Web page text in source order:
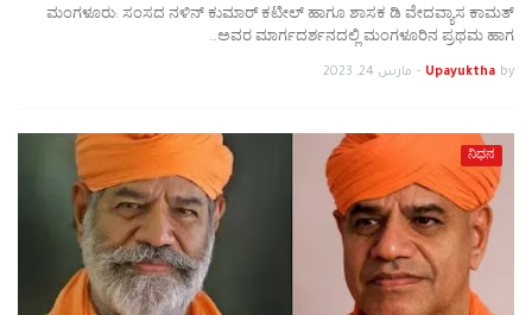
ಮಂಗಳೂರು: ಸಂಸದ ನಳಿನ್ ಕುಮಾರ್ ಕಟೀಲ್ ಹಾಗೂ ಶಾಸಕ ಡಿ ವೇದವ್ಯಾಸ ಕಾಮತ್
ಅವರ ಮಾರ್ಗದರ್ಶನದಲ್ಲಿ ಮಂಗಳೂರಿನ ಪ್ರಥಮ ಹಾಗ…
by
Upayuktha
- مارس 24, 2023
ನಿಧನ